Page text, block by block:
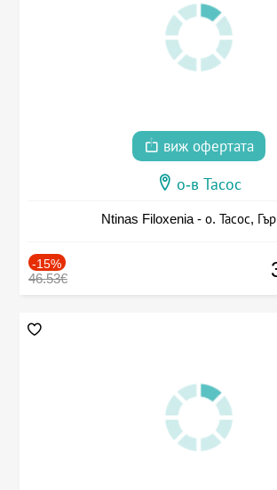
виж офертата
о-в Тасос
Ntinas Filoxenia - о. Тасос,
-15%
46.53€